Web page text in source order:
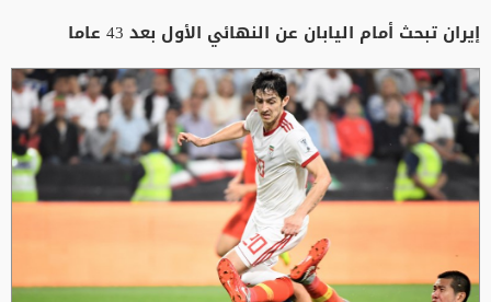
إيران تبحث أمام اليابان عن النهائي الأول بعد 43 عاما